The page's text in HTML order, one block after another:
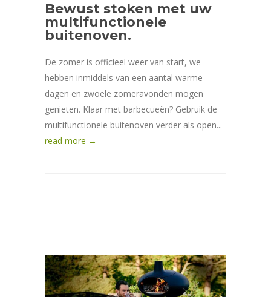
Bewust stoken met uw
multifunctionele
buitenoven.
De zomer is officieel weer van start, we
hebben inmiddels van een aantal warme
dagen en zwoele zomeravonden mogen
genieten. Klaar met barbecueën? Gebruik de
multifunctionele buitenoven verder als open...
read more →